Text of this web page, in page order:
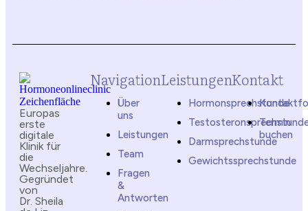
Europas
erste
digitale
Klinik für
die
Wechseljahre.
Gegründet
von
Dr. Sheila
Navigation
Über
uns
Leistungen
Team
Fragen
&
Antworten
Leistungen
Hormonsprechstunde
Darmsprechstunde
Gewichtssprechstunde
Kontakt
Termin
buchen